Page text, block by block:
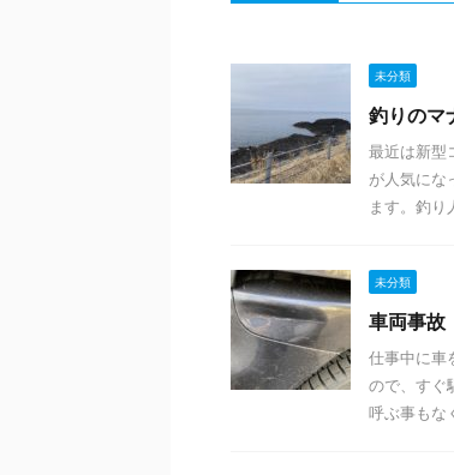
未分類
釣りのマ
最近は新型
が人気にな
ます。釣り
未分類
車両事
仕事中に車
ので、すぐ
呼ぶ事もな